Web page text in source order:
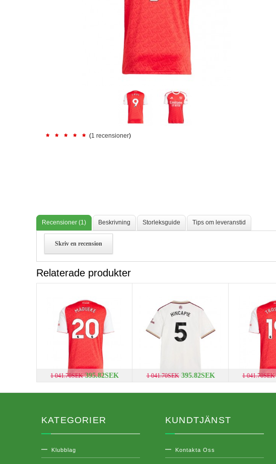
(1 recensioner)
Recensioner (1) Beskrivning Storleksguide Tips om leveranstid
Skriv en recension
Relaterade produkter
1 041.70SEK 395.82SEK 1 041.70SEK 395.82SEK 1 041.70SEK
KATEGORIER
Klubblag
KUNDTJÄNST
Kontakta Oss